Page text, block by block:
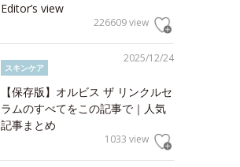
Editor’s view
226609 view
2025/12/24
スキンケア
【保存版】オルビス ザ リンクルセ
ラムのすべてをこの記事で｜人気
記事まとめ
1033 view